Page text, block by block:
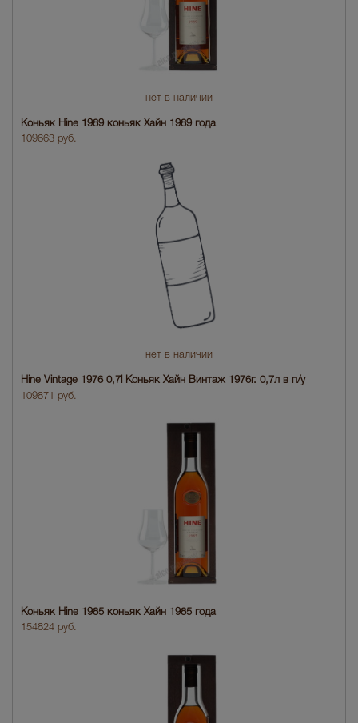
нет в наличии
Коньяк Hine 1989 коньяк Хайн 1989 года
109663 руб.
нет в наличии
Hine Vintage 1976 0,7l Коньяк Хайн Винтаж 1976г. 0,7л в п/у
109871 руб.
Коньяк Hine 1985 коньяк Хайн 1985 года
154824 руб.